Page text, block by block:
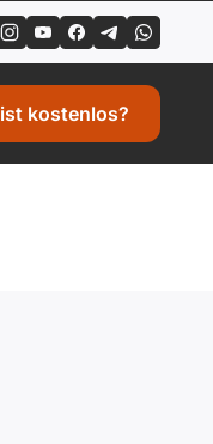
ist kostenlos?